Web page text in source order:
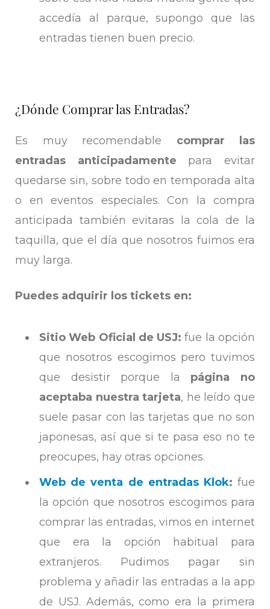
accedía al parque, supongo que las
entradas tienen buen precio.
¿Dónde Comprar las Entradas?
Es muy recomendable comprar las
entradas anticipadamente para evitar
quedarse sin, sobre todo en temporada alta
o en eventos especiales. Con la compra
anticipada también evitaras la cola de la
taquilla, que el día que nosotros fuimos era
muy larga.
Puedes adquirir los tickets en:
Sitio Web Oficial de USJ: fue la opción
que nosotros escogimos pero tuvimos
que desistir porque la página no
aceptaba nuestra tarjeta, he leído que
suele pasar con las tarjetas que no son
japonesas, así que si te pasa eso no te
preocupes, hay otras opciones.
Web de venta de entradas Klok: fue
la opción que nosotros escogimos para
comprar las entradas, vimos en internet
que era la opción habitual para
extranjeros. Pudimos pagar sin
problema y añadir las entradas a la app
de USJ. Además, como era la primera